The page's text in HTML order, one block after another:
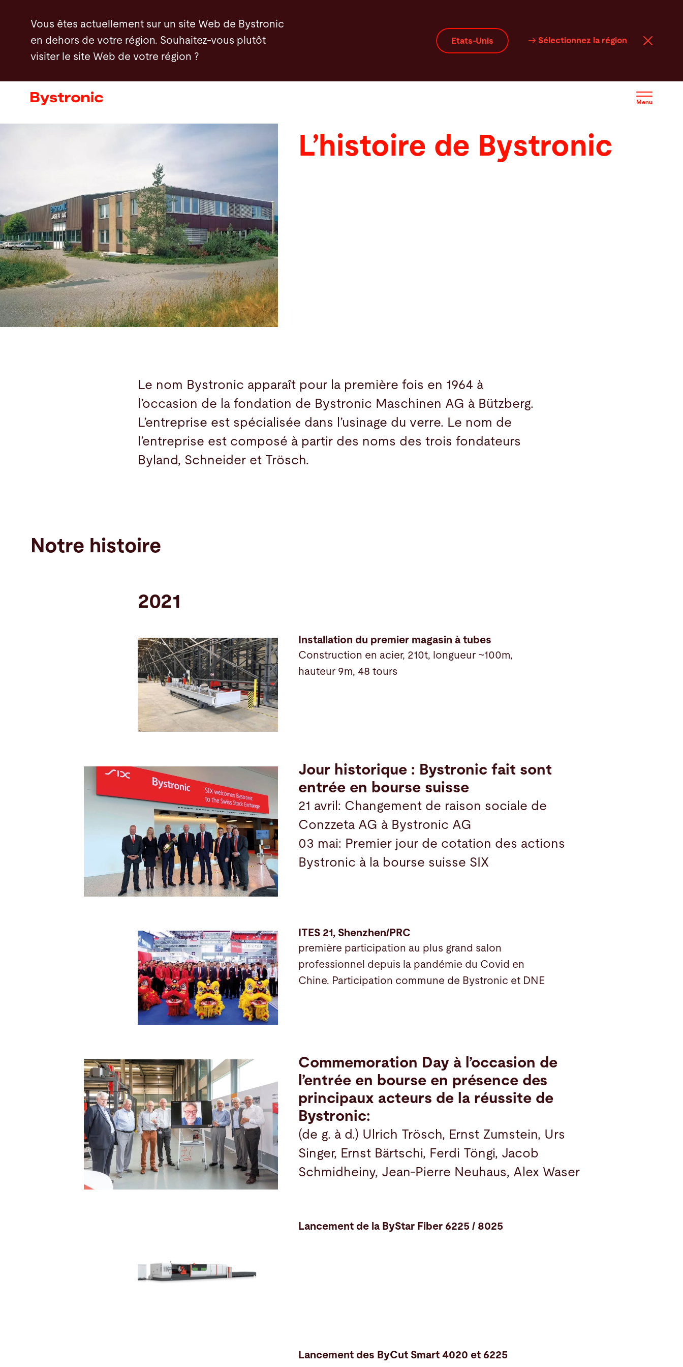
contenu
principal
Vous êtes actuellement sur un site Web de Bystronic
en dehors de votre région. Souhaitez-vous plutôt
visiter le site Web de votre région ?
Etats-Unis Sélectionnez la région
Menu
Services
Entreprise
Recherche
Etats-Unis · FrançaisContact myBystronic
L’histoire de Bystronic
Le nom Bystronic apparaît pour la première fois en 1964 à
l’occasion de la fondation de Bystronic Maschinen AG à Bützberg.
L’entreprise est spécialisée dans l’usinage du verre. Le nom de
l’entreprise est composé à partir des noms des trois fondateurs
Byland, Schneider et Trösch.
Notre histoire
2021
Installation du premier magasin à tubes
Construction en acier, 210t, longueur ~100m,
hauteur 9m, 48 tours
Jour historique : Bystronic fait sont
entrée en bourse suisse
21 avril: Changement de raison sociale de
Conzzeta AG à Bystronic AG
03 mai: Premier jour de cotation des actions
Bystronic à la bourse suisse SIX
ITES 21, Shenzhen/PRC
première participation au plus grand salon
professionnel depuis la pandémie du Covid en
Chine. Participation commune de Bystronic et DNE
Commemoration Day à l’occasion de
l’entrée en bourse en présence des
principaux acteurs de la réussite de
Bystronic:
(de g. à d.) Ulrich Trösch, Ernst Zumstein, Urs
Singer, Ernst Bärtschi, Ferdi Töngi, Jacob
Schmidheiny, Jean-Pierre Neuhaus, Alex Waser
Lancement de la ByStar Fiber 6225 / 8025
Lancement des ByCut Smart 4020 et 6225